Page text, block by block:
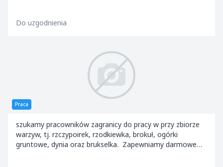
Do uzgodnienia
Praca
szukamy pracowników zagranicy do pracy w przy zbiorze
warzyw, tj. rzczypoirek, rzodkiewka, brokuł, ogórki
gruntowe, dynia oraz brukselka. Zapewniamy darmowe